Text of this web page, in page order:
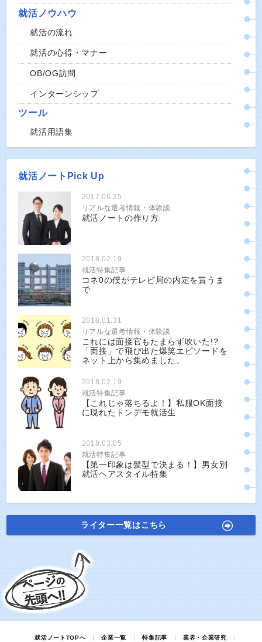
就活ノウハウ
就活の流れ
就活の心得・マナー
OB/OG訪問
インターンシップ
ツール
就活用語集
就活ノートPick Up
2017.06.25
リアルな選考情報・体験談
就活ノートの作り方
2018.02.19
就活特集記事
コネ0の僕がテレビ局の内定を貰うま
で
2018.01.31
リアルな選考情報・体験談
これには面接官もたまらず吹いた!?
「面接」で飛び出た爆笑エピソードを
ネット上から集めました。
2018.02.19
就活特集記事
【これじゃ落ちるよ！】私服OK面接
に現れたトンデモ就活生
2018.03.05
就活特集記事
【第一印象は髪型で決まる！】男女別
就活ヘアスタイル特集
ライター一覧はこちら
就活ノートTOPへ 企業一覧 特集記事
業界・企業研究